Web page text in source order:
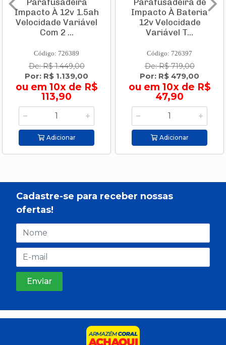
Parafusadeira
Impacto À 12v 1.5ah
Velocidade Variável
Com 2 ...
Código: 726389
De: R$ 1.449,00
Por: R$ 1.139,00
ou em 10x de R$
113,90
Adicionar
Parafusadeira de
Impacto À Bateria
12v Velocidade
Variável T...
Código: 726397
De: R$ 719,00
Por: R$ 479,00
ou em 10x de R$
47,90
Adicionar
Cadastre-se para receber nossas
ofertas!